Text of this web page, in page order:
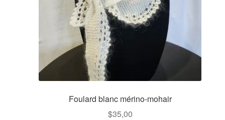
Foulard blanc mérino-mohair
$35,00